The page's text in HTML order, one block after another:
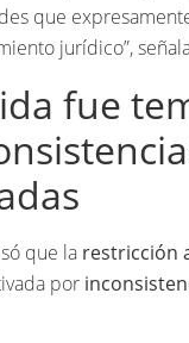
que
jurídico”,
fue
que la restricción
por